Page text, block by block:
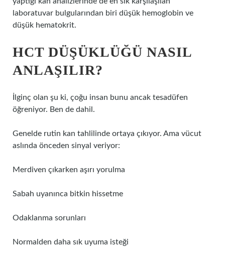
laboratuvar bulgularından biri düşük hemoglobin ve
düşük hematokrit.
HCT DÜŞÜKLÜĞÜ NASIL
ANLAŞILIR?
İlginç olan şu ki, çoğu insan bunu ancak tesadüfen
öğreniyor. Ben de dahil.
Genelde rutin kan tahlilinde ortaya çıkıyor. Ama vücut
aslında önceden sinyal veriyor:
Merdiven çıkarken aşırı yorulma
Sabah uyanınca bitkin hissetme
Odaklanma sorunları
Normalden daha sık uyuma isteği